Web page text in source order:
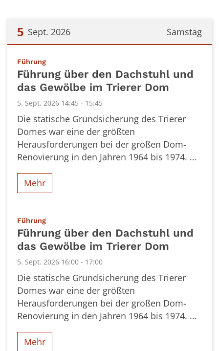
Samstag
5 Sept. 2026
Führung:
Führung über den Dachstuhl und
das Gewölbe im Trierer Dom
5. Sept. 2026 14:45 - 15:45
Die statische Grundsicherung des Trierer
Domes war eine der größten
Herausforderungen bei der großen Dom-
Renovierung in den Jahren 1964 bis 1974. ...
Mehr
Führung:
Führung über den Dachstuhl und
das Gewölbe im Trierer Dom
5. Sept. 2026 16:00 - 17:00
Die statische Grundsicherung des Trierer
Domes war eine der größten
Herausforderungen bei der großen Dom-
Renovierung in den Jahren 1964 bis 1974. ...
Mehr